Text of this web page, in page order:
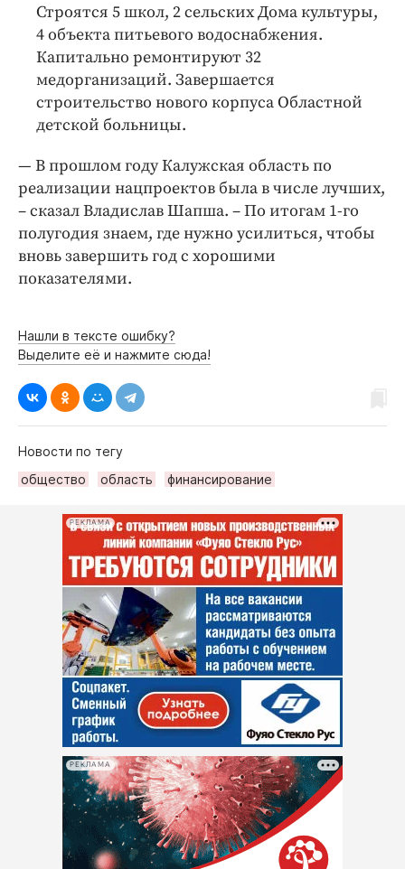
Строятся 5 школ, 2 сельских Дома культуры,
4 объекта питьевого водоснабжения.
Капитально ремонтируют 32
медорганизаций. Завершается
строительство нового корпуса Областной
детской больницы.
— В прошлом году Калужская область по
реализации нацпроектов была в числе лучших,
– сказал Владислав Шапша. – По итогам 1-го
полугодия знаем, где нужно усилиться, чтобы
вновь завершить год с хорошими
показателями.
Нашли в тексте ошибку?
Выделите её и нажмите сюда!
Новости по тегу
общество
область финансирование
РЕКЛАМА
РЕКЛАМА